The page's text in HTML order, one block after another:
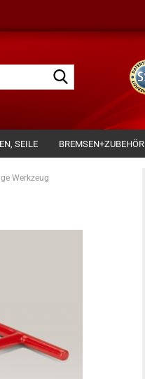
SEILE BREMSEN+ZUBEHÖR
Werkzeug